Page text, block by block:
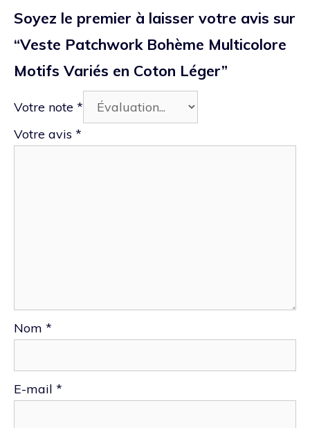
Soyez le premier à laisser votre avis sur
“Veste Patchwork Bohème Multicolore
Motifs Variés en Coton Léger”
Votre note *
Votre avis *
Nom *
E-mail *